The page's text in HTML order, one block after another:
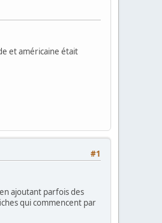
et américaine était
#1
ajoutant parfois des
qui commencent par